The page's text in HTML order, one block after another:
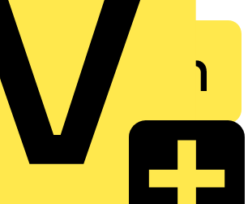
Elektrofachkräfte Zugang zu Branchennews,
Schulungen und Tools – alles auf einer
Community.